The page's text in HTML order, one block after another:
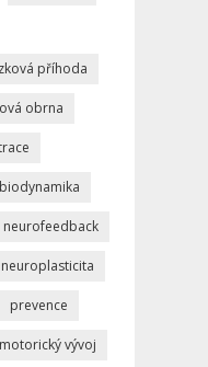
příhoda
obrna
neurofeedback
neuroplasticita
prevence
vývoj